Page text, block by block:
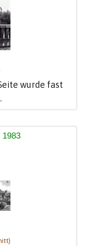
wurde fast
1983